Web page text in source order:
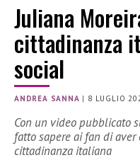
Juliana
cittadinanza
social
ANDREA SANNA | 8 LUGLIO
Con un video pubblicato
fatto sapere ai fan di
cittadinanza italiana